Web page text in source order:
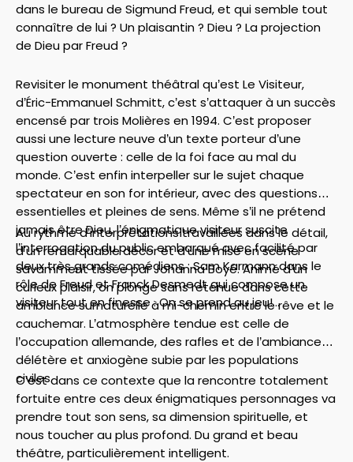
dans le bureau de Sigmund Freud, et qui semble tout
connaître de lui ? Un plaisantin ? Dieu ? La projection
de Dieu par Freud ?
Revisiter le monument théâtral qu’est Le Visiteur,
d’Éric-Emmanuel Schmitt, c’est s’attaquer à un succès
encensé par trois Molières en 1994. C’est proposer
aussi une lecture neuve d’un texte porteur d’une
question ouverte : celle de la foi face au mal du
monde. C’est enfin interpeller sur le sujet chaque
spectateur en son for intérieur, avec des questions
essentielles et pleines de sens. Même s’il ne prétend
jamais être Dieu, l’énigmatique visiteur suscite
l’interrogation du public embarqué avec facilité par
deux très grands comédiens : Sam Karmann dans le
rôle de Freud et Franck Desmedt qui compose un
visiteur tout en finesse . On se prend au jeu!...
Au rythme d’interprétations travaillées dans le détail,
d'un remarquable décor et d’une mise en scène
savamment tissée par Johanna Boyé. Animé d’un
curieux plaisir, on plonge sans retenue dans cette
ambiance surnaturelle à mi-chemin entre le rêve et le
cauchemar. L’atmosphère tendue est celle de
l’occupation allemande, des rafles et de l’ambiance
délétère et anxiogène subie par les populations
civiles.
C’est dans ce contexte que la rencontre totalement
fortuite entre ces deux énigmatiques personnages va
prendre tout son sens, sa dimension spirituelle, et
nous toucher au plus profond. Du grand et beau
théâtre, particulièrement intelligent.